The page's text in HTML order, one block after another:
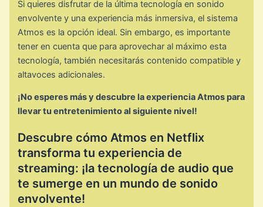
Si quieres disfrutar de la última tecnología en sonido
envolvente y una experiencia más inmersiva, el sistema
Atmos es la opción ideal. Sin embargo, es importante
tener en cuenta que para aprovechar al máximo esta
tecnología, también necesitarás contenido compatible y
altavoces adicionales.
¡No esperes más y descubre la experiencia Atmos para
llevar tu entretenimiento al siguiente nivel!
Descubre cómo Atmos en Netflix
transforma tu experiencia de
streaming: ¡la tecnología de audio que
te sumerge en un mundo de sonido
envolvente!